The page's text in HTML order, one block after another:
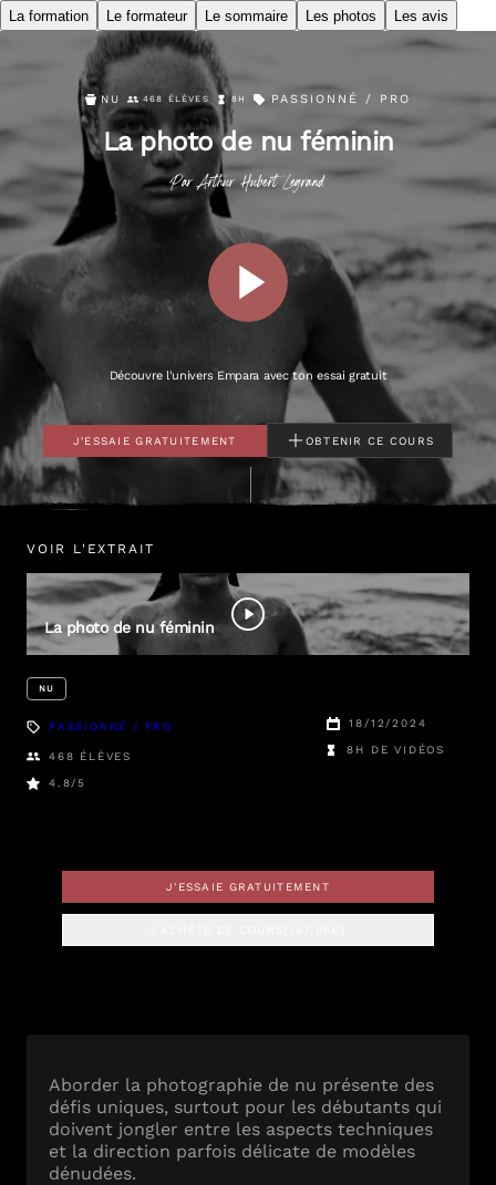
La formation Le formateur Le sommaire Les photos Les avis
NU 468 ÉLÈVES 8H PASSIONNÉ / PRO
La photo de nu féminin
Par Arthur Hubert Legrand
Découvre l'univers Empara avec ton essai gratuit
J'ESSAIE GRATUITEMENT OBTENIR CE COURS
Aborder la photographie de nu présente des
défis uniques, surtout pour les débutants qui
doivent jongler entre les aspects techniques
et la direction parfois délicate de modèles
dénudées.
VOIR L'EXTRAIT
Arthur Hubert Legrand
La photo de nu féminin
NU
PASSIONNÉ / PRO
468 ÉLÈVES
4.8/5
18/12/2024
8H DE VIDÉOS
J'ESSAIE GRATUITEMENT